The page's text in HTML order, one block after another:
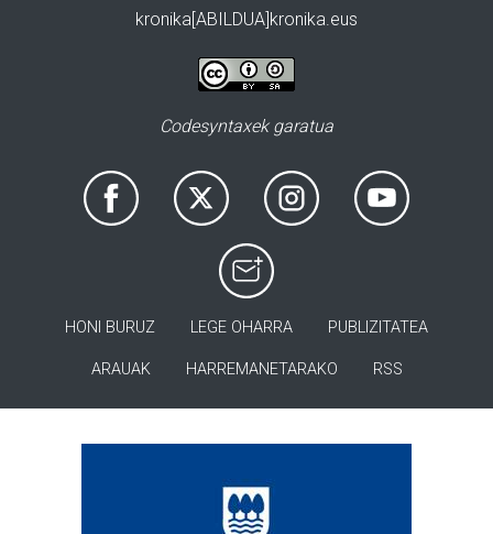
kronika[ABILDUA]kronika.eus
Codesyntaxek garatua
HONI BURUZ LEGE OHARRA PUBLIZITATEA
ARAUAK HARREMANETARAKO RSS